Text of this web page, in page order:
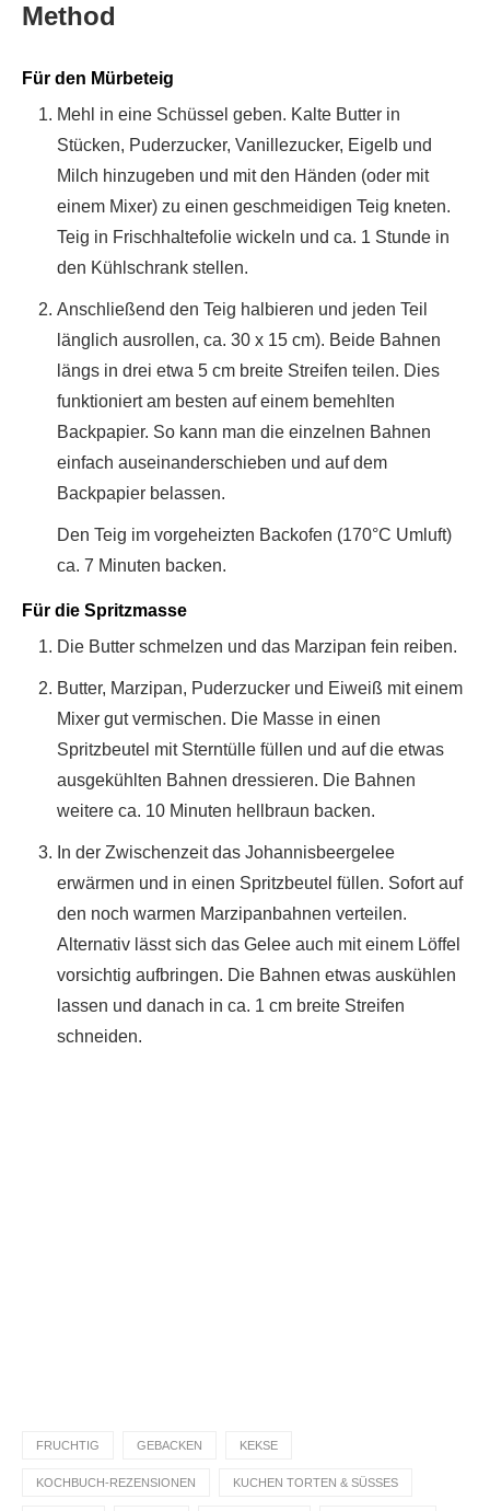
Method
Für den Mürbeteig
Mehl in eine Schüssel geben. Kalte Butter in
Stücken, Puderzucker, Vanillezucker, Eigelb und
Milch hinzugeben und mit den Händen (oder mit
einem Mixer) zu einen geschmeidigen Teig kneten.
Teig in Frischhaltefolie wickeln und ca. 1 Stunde in
den Kühlschrank stellen.
Anschließend den Teig halbieren und jeden Teil
länglich ausrollen, ca. 30 x 15 cm). Beide Bahnen
längs in drei etwa 5 cm breite Streifen teilen. Dies
funktioniert am besten auf einem bemehlten
Backpapier. So kann man die einzelnen Bahnen
einfach auseinanderschieben und auf dem
Backpapier belassen.
Den Teig im vorgeheizten Backofen (170°C Umluft)
ca. 7 Minuten backen.
Für die Spritzmasse
Die Butter schmelzen und das Marzipan fein reiben.
Butter, Marzipan, Puderzucker und Eiweiß mit einem
Mixer gut vermischen. Die Masse in einen
Spritzbeutel mit Sterntülle füllen und auf die etwas
ausgekühlten Bahnen dressieren. Die Bahnen
weitere ca. 10 Minuten hellbraun backen.
In der Zwischenzeit das Johannisbeergelee
erwärmen und in einen Spritzbeutel füllen. Sofort auf
den noch warmen Marzipanbahnen verteilen.
Alternativ lässt sich das Gelee auch mit einem Löffel
vorsichtig aufbringen. Die Bahnen etwas auskühlen
lassen und danach in ca. 1 cm breite Streifen
schneiden.
FRUCHTIG GEBACKEN KEKSE
KOCHBUCH-REZENSIONEN KUCHEN TORTEN & SÜSSES